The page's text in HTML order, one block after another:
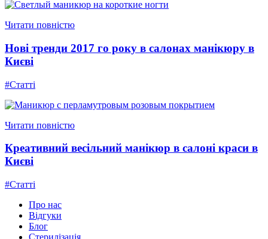
Читати повністю
Нові тренди 2017 го року в салонах манікюру в
Києві
#Статті
Читати повністю
Креативний весільний манікюр в салоні краси в
Києві
#Статті
Про нас
Відгуки
Блог
Стерилізація